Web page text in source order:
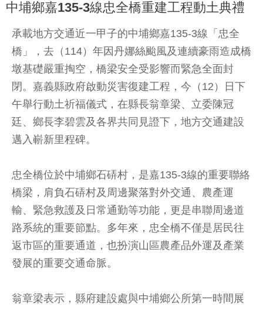
中埔鄉嘉135-3線忠全橋重建工程動土典禮
承載地方交通近一甲子的中埔鄉嘉135-3線「忠全
橋」，去（114）年因丹娜絲颱風及連續豪雨造成橋
墩基礎嚴重掏空，橋梁安全受影響而緊急全面封
閉。嘉義縣政府啟動災害復建工程，今（12）日下
午舉行動土祈福儀式，在縣長翁章梁、立委陳冠
廷、鄉長李碧雲及各界共同見證下，地方交通建設
邁入嶄新里程碑。
忠全橋位於中埔鄉石硦村，是嘉135-3線的重要聯絡
橋梁，肩負石硦村及周邊聚落對外交通、農產運
輸、緊急救護及日常通勤等功能，更是串聯周邊道
路系統的重要節點。多年來，忠全橋不僅是居民往
返市區的重要通道，也扮演山區農產品外運及產業
發展的重要交通命脈。
翁章梁表示，縣府建設處與中埔鄉公所第一時間展